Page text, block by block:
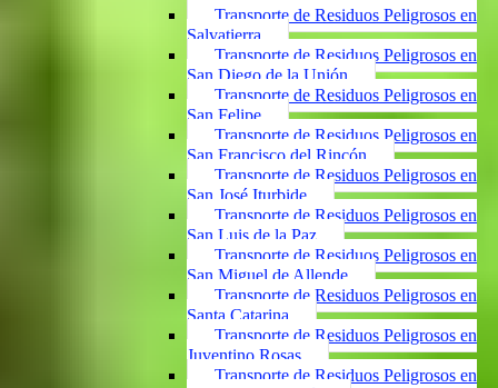
Transporte de Residuos Peligrosos en
Salvatierra
Transporte de Residuos Peligrosos en
San Diego de la Unión
Transporte de Residuos Peligrosos en
San Felipe
Transporte de Residuos Peligrosos en
San Francisco del Rincón
Transporte de Residuos Peligrosos en
San José Iturbide
Transporte de Residuos Peligrosos en
San Luis de la Paz
Transporte de Residuos Peligrosos en
San Miguel de Allende
Transporte de Residuos Peligrosos en
Santa Catarina
Transporte de Residuos Peligrosos en
Juventino Rosas
Transporte de Residuos Peligrosos en